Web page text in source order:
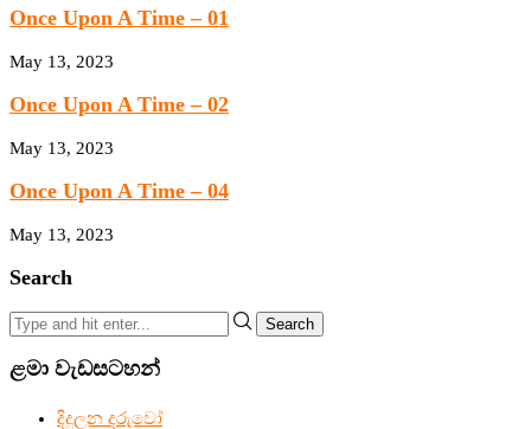
Once Upon A Time – 01
May 13, 2023
Once Upon A Time – 02
May 13, 2023
Once Upon A Time – 04
May 13, 2023
Search
Search
ළමා වැඩසටහන්
දිදුලන දරුවෝ